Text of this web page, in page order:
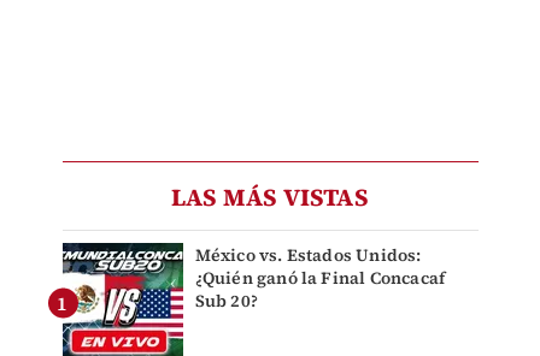
LAS MÁS VISTAS
México vs. Estados Unidos:
¿Quién ganó la Final Concacaf
Sub 20?